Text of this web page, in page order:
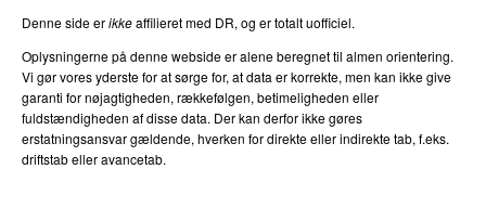
Denne side erikkeaffilieret med DR, og er totalt uofficiel.
Oplysningerne på denne webside er alene beregnet til almen orientering.
Vi gør vores yderste for at sørge for, at data er korrekte, men kan ikke give
garanti for nøjagtigheden, rækkefølgen, betimeligheden eller
fuldstændigheden af disse data. Der kan derfor ikke gøres
erstatningsansvar gældende, hverken for direkte eller indirekte tab, f.eks.
driftstab eller avancetab.